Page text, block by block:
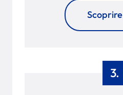
Scoprire
3.